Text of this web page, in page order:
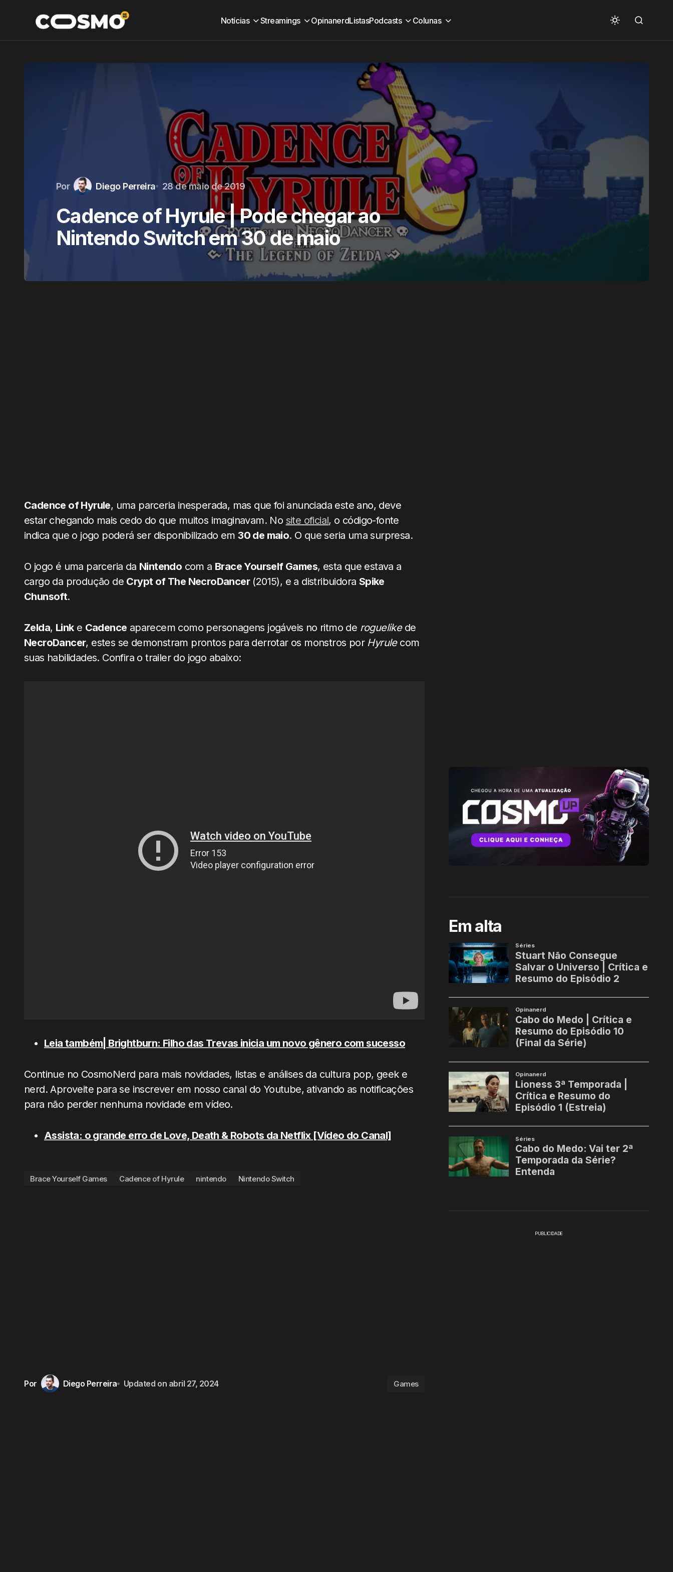
Notícias Streamings OpinanerdListasPodcasts Colunas
Por Diego Perreira 28 de maio de 2019
Cadence of Hyrule | Pode chegar ao
Nintendo Switch em 30 de maio
Cadence of Hyrule, uma parceria inesperada, mas que foi anunciada este ano, deve
estar chegando mais cedo do que muitos imaginavam. No site oficial, o código-fonte
indica que o jogo poderá ser disponibilizado em30 de maio. O que seria uma surpresa.
O jogo é uma parceria da Nintendo com a Brace Yourself Games, esta que estava a
cargo da produção de Crypt of The NecroDancer(2015), e a distribuidora Spike
Chunsoft.
Zelda, Linke Cadence aparecem como personagens jogáveis no ritmo de roguelikede
NecroDancer, estes se demonstram prontos para derrotar os monstros por Hyrulecom
suas habilidades. Confira o trailer do jogo abaixo:
Leia também| Brightburn: Filho das Trevas inicia um novo gênero com sucesso
Continue no CosmoNerd para mais novidades, listas e análises da cultura pop, geek e
nerd. Aproveite para se inscrever em nosso canal do Youtube, ativando as notificações
para não perder nenhuma novidade em vídeo.
Assista: o grande erro de Love, Death & Robots da Netflix [Vídeo do Canal]
Brace Yourself Games Cadence of Hyrule nintendo Nintendo Switch
Por Diego Perreira Updated on abril 27, 2024 Games
Em alta
PUBLICIDADE